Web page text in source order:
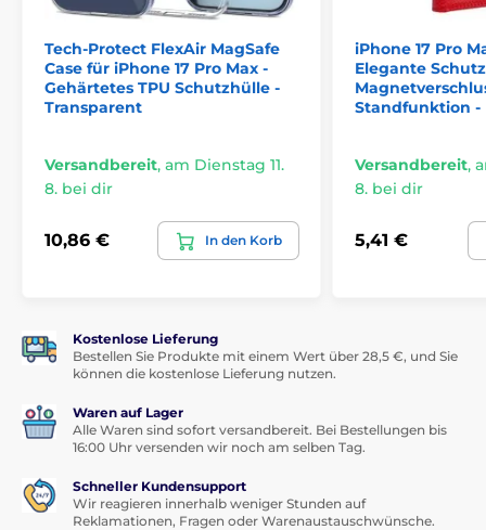
Tech-Protect FlexAir MagSafe
Case für iPhone 17 Pro Max -
Gehärtetes TPU Schutzhülle -
Transparent
Versandbereit, am Dienstag 11.
8. bei dir
10,86 € In den Korb
iPhone 17 Pro
Elegante
Standfunktion -
Versandbereit,
8. bei dir
5,41 €
Kostenlose Lieferung
Bestellen Sie Produkte mit einem Wert über 28,5 €, und Sie
können die kostenlose Lieferung nutzen.
Waren auf Lager
Alle Waren sind sofort versandbereit. Bei Bestellungen bis
16:00 Uhr versenden wir noch am selben Tag.
Schneller Kundensupport
Wir reagieren innerhalb weniger Stunden auf
Reklamationen, Fragen oder Warenaustauschwünsche.